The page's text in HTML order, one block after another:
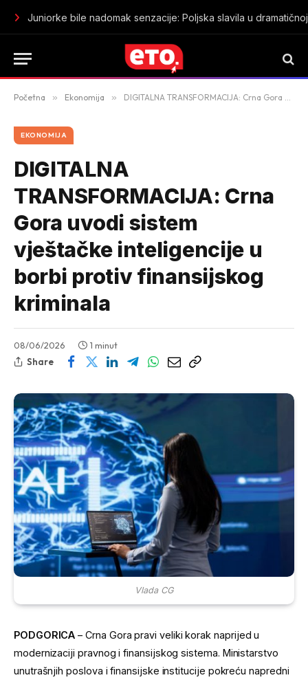
Napad nožem u centru Londona: Četvorica muškaraca
Početna » Ekonomija » DIGITALNA TRANSFORMACIJA: Crna Gora uvodi sistem vještačke inteligencije u borbi protiv finansijskog kriminala
EKONOMIJA
DIGITALNA
TRANSFORMACIJA: Crna
Gora uvodi sistem
vještačke inteligencije u
borbi protiv finansijskog
kriminala
08/06/2026
1 minut
Share
Vlada CG
PODGORICA – Crna Gora pravi veliki korak naprijed u
modernizaciji pravnog i finansijskog sistema. Ministarstvo
unutrašnjih poslova i finansijske institucije pokreću napredni